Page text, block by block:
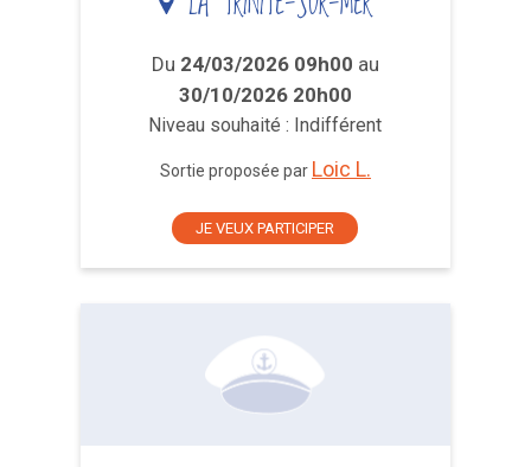
Du 24/03/2026 09h00 au
30/10/2026 20h00
Niveau souhaité : Indifférent
Sortie proposée par Loic L.
JE VEUX PARTICIPER